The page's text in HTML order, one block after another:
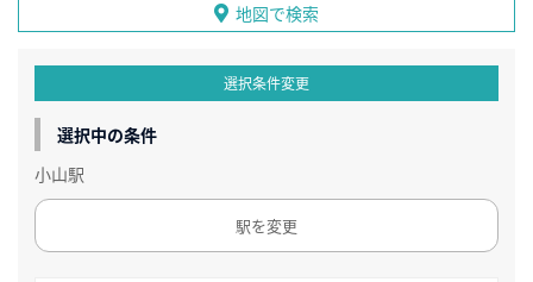
地図で検索
選択条件変更
選択中の条件
小山駅
駅を変更